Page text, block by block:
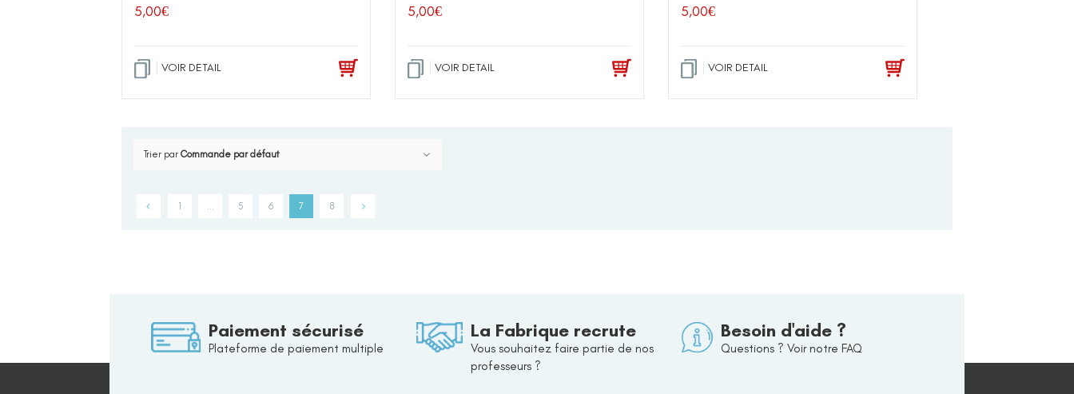
5,00€
VOIR DETAIL
5,00€
VOIR DETAIL
5,00€
VOIR DETAIL
Trier par Commande par défaut
1 … 5 6 7 8
Paiement sécurisé
Plateforme de paiement multiple
La Fabrique recrute
Vous souhaitez faire partie de nos
professeurs ?
Besoin d'aide ?
Questions ? Voir notre FAQ